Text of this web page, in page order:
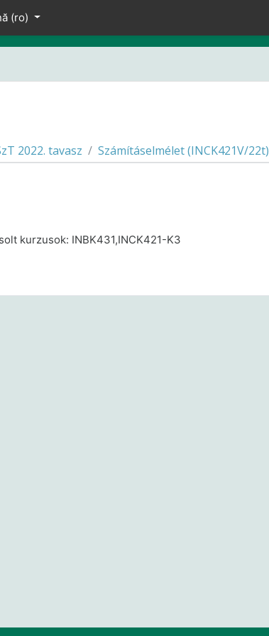
‎(ro)‎
2022. tavasz Számításelmélet (INCK421V/22t)
kurzusok: INBK431,INCK421-K3